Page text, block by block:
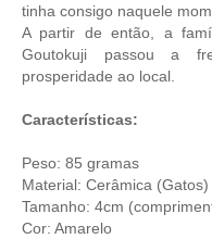
tinha consigo naquele
A partir de então, a
Goutokuji passou a
prosperidade ao local.
Características:
Peso: 85 gramas
Material: Cerâmica
Tamanho: 4cm
Cor: Amarelo